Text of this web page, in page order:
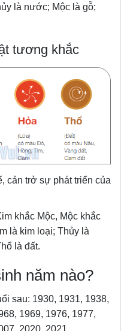
là nước; Mộc là gỗ;
tương khắc
cản trở sự phát triển của
khắc Mộc, Mộc khắc
là kim loại; Thủy là
là đất.
năm nào?
sau: 1930, 1931, 1938,
1969, 1976, 1977,
2020, 2021.